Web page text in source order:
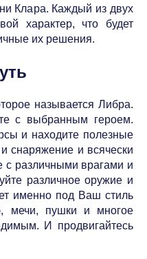
Клара. Каждый из двух
характер, что будет
их решения.
называется Либра.
с выбранным героем.
и находите полезные
снаряжение и всячески
с различными врагами и
различное оружие и
именно под Ваш стиль
мечи, пушки и многое
И продвигайтесь